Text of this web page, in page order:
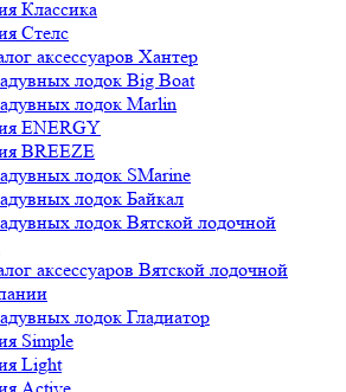
Классика
Стелс
аксессуаров Хантер
лодок Big Boat
лодок Marlin
ENERGY
BREEZE
лодок SMarine
лодок Байкал
лодок Вятской лодочной
аксессуаров Вятской лодочной
лодок Гладиатор
Simple
Light